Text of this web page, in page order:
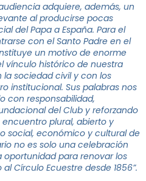
adquiere, además, un
al producirse pocas
del Papa a España. Para el
con el Santo Padre en el
un motivo de enorme
vínculo histórico de nuestra
sociedad civil y con los
institucional. Sus palabras nos
con responsabilidad,
del Club y reforzando
plural, abierto y
social, económico y cultural de
no es solo una celebración
para renovar los
Círculo Ecuestre desde 1856”.